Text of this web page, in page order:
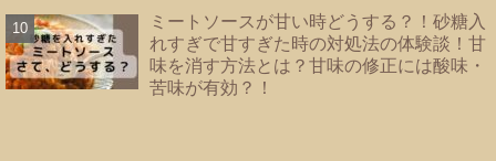
ミートソースが甘い時どうする？！砂糖入
れすぎで甘すぎた時の対処法の体験談！甘
味を消す方法とは？甘味の修正には酸味・
苦味が有効？！